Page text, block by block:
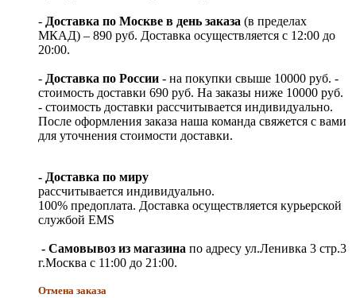
- Доставка по Москве в день заказа (в пределах
МКАД) – 890 руб. Доставка осуществляется с 12:00 до
20:00.
- Доставка по России - на покупки свыше 10000 руб. -
стоимость доставки 690 руб. На заказы ниже 10000 руб.
- стоимость доставки рассчитывается индивидуально.
После оформления заказа наша команда свяжется с вами
для уточнения стоимости доставки.
- Доставка по миру
рассчитывается индивидуально.
100% предоплата. Доставка осуществляется курьерской
службой EMS
- Самовывоз из магазина по адресу ул.Ленивка 3 стр.3
г.Москва с 11:00 до 21:00.
Отмена заказа